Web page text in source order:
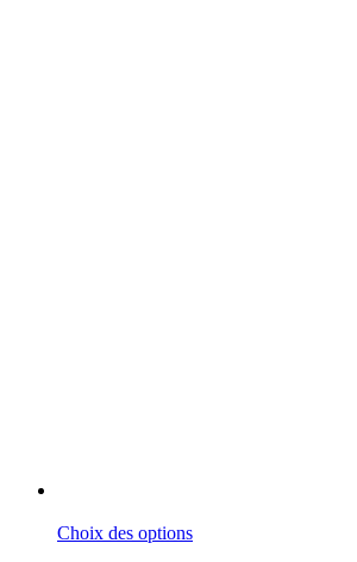
Choix des optionsCe